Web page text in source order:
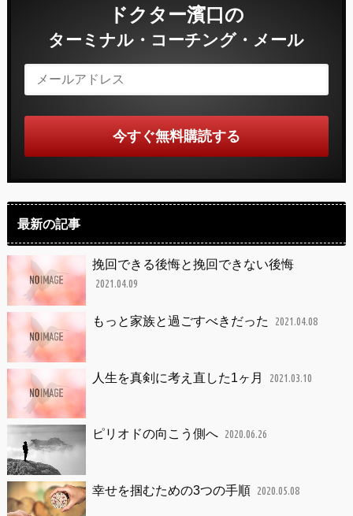
ドクター濱口の
ターミナル・コーチング・メール
最新の記事
挽回できる後悔と挽回できない後悔
2021.04.09
もっと家族と過ごすべきだった 2021.04.08
人生を真剣に考え直した1ヶ月 2021.03.10
ピリオドの向こう側へ 2020.06.26
幸せを掴むための3つの手順 2020.05.08